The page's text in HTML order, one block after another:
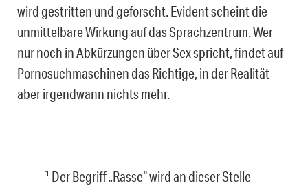
wird gestritten und geforscht. Evident scheint die
unmittelbare Wirkung auf das Sprachzentrum. Wer
nur noch in Abkürzungen über Sex spricht, findet auf
Pornosuchmaschinen das Richtige, in der Realität
aber irgendwann nichts mehr.
¹ Der Begriff „Rasse“ wird an dieser Stelle